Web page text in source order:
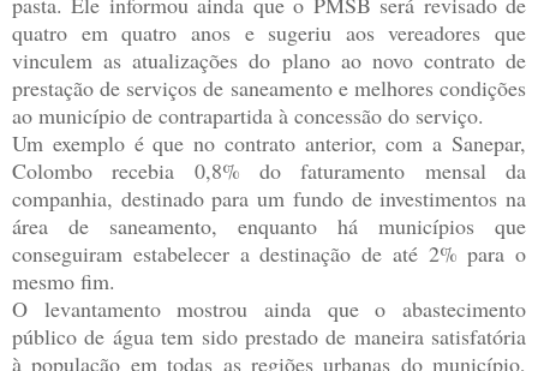
quatro em quatro anos e sugeriu aos vereadores que
vinculem as atualizações do plano ao novo contrato de
prestação de serviços de saneamento e melhores condições
ao município de contrapartida à concessão do serviço.
Um exemplo é que no contrato anterior, com a Sanepar,
Colombo recebia 0,8% do faturamento mensal da
companhia, destinado para um fundo de investimentos na
área de saneamento, enquanto há municípios que
conseguiram estabelecer a destinação de até 2% para o
mesmo fim.
O levantamento mostrou ainda que o abastecimento
público de água tem sido prestado de maneira satisfatória
à população em todas as regiões urbanas do município,